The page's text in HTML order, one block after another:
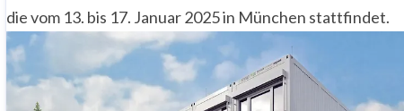
die vom 13. bis 17. Januar 2025 in München stattfindet.